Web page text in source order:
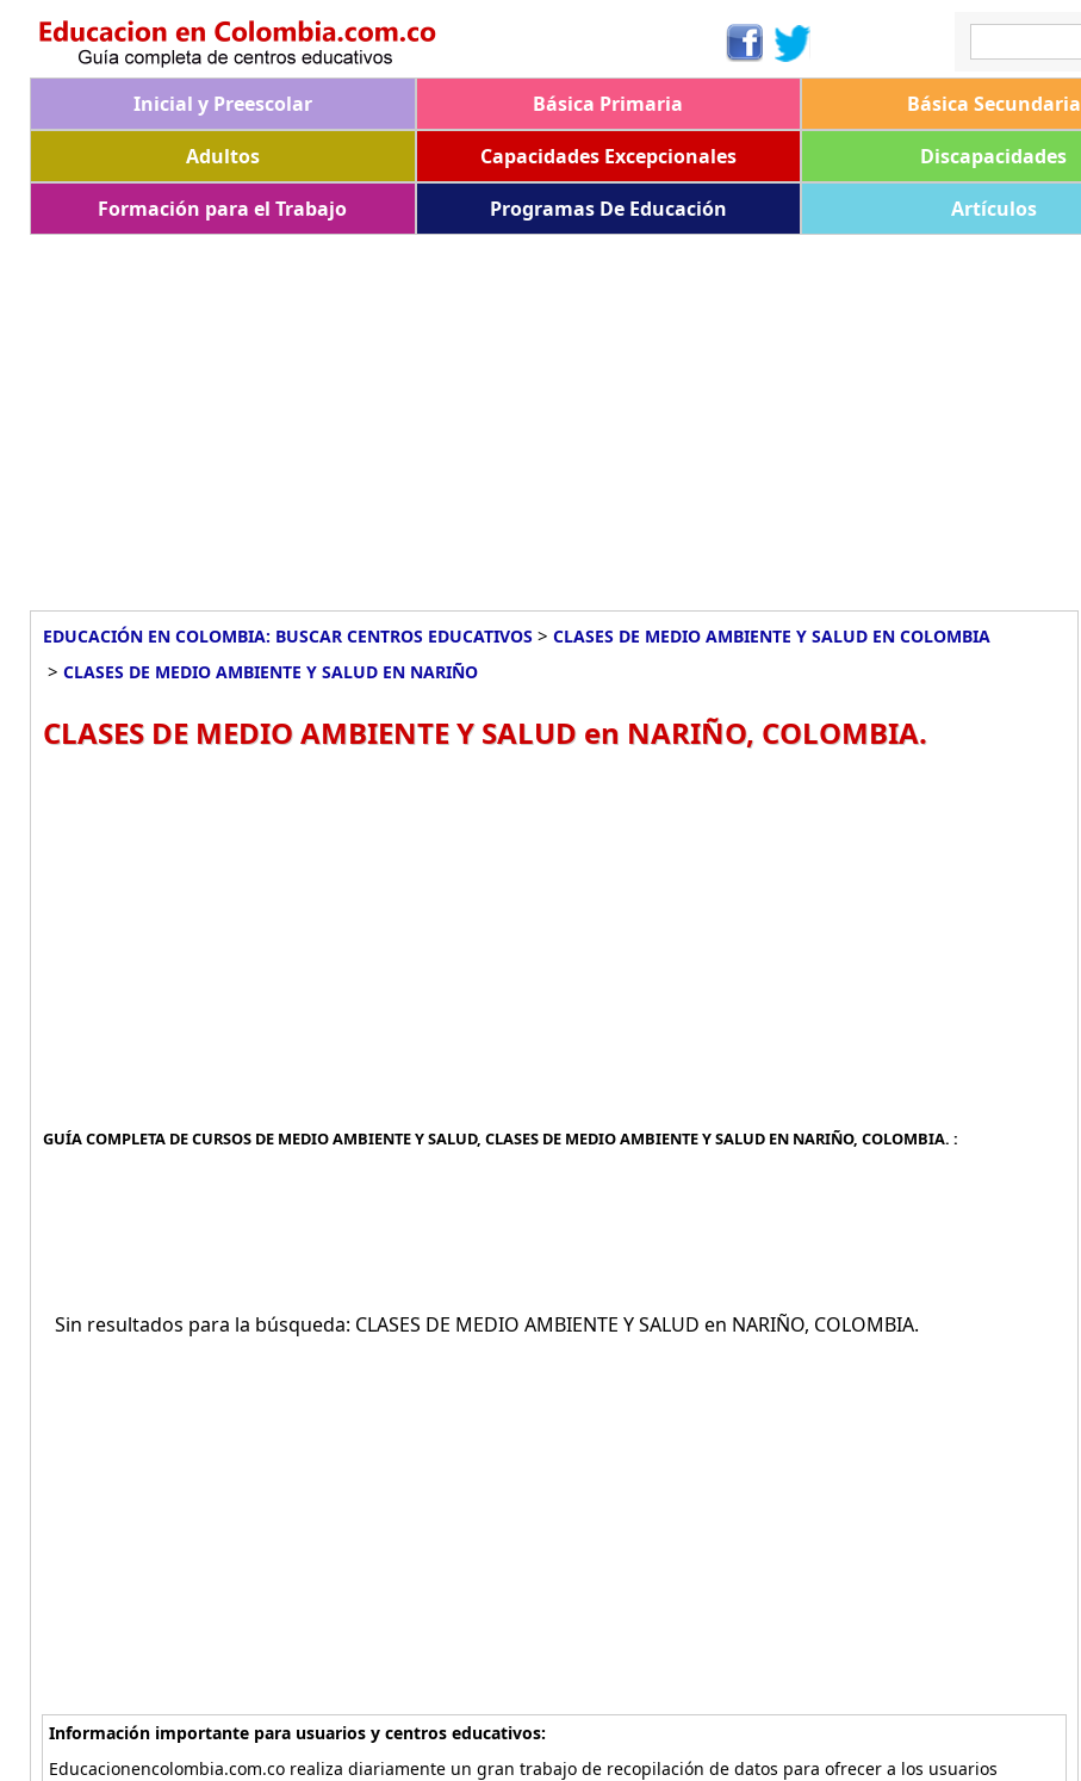
Inicial y Preescolar Básica Primaria Básica Secundaria
Adultos
Capacidades Excepcionales Discapacidades
Formación para el Trabajo
Programas De Educación Artículos
EDUCACIÓN EN COLOMBIA: BUSCAR CENTROS EDUCATIVOS > CLASES DE MEDIO AMBIENTE Y SALUD EN COLOMBIA
> CLASES DE MEDIO AMBIENTE Y SALUD EN NARIÑO
CLASES DE MEDIO AMBIENTE Y SALUD en NARIÑO, COLOMBIA.
GUÍA COMPLETA DE CURSOS DE MEDIO AMBIENTE Y SALUD, CLASES DE MEDIO AMBIENTE Y SALUD EN NARIÑO, COLOMBIA. :
Sin resultados para la búsqueda: CLASES DE MEDIO AMBIENTE Y SALUD en NARIÑO, COLOMBIA.
Información importante para usuarios y centros educativos:
Educacionencolombia.com.co realiza diariamente un gran trabajo de recopilación de datos para ofrecer a los usuarios